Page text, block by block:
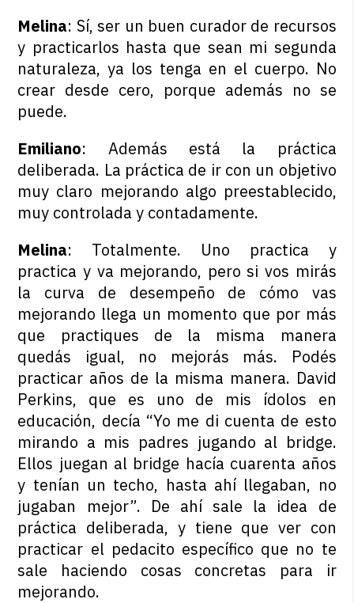
Melina: Sí, ser un buen curador de recursos
y practicarlos hasta que sean mi segunda
naturaleza, ya los tenga en el cuerpo. No
crear desde cero, porque además no se
puede.
Emiliano: Además está la práctica
deliberada. La práctica de ir con un objetivo
muy claro mejorando algo preestablecido,
muy controlada y contadamente.
Melina: Totalmente. Uno practica y
practica y va mejorando, pero si vos mirás
la curva de desempeño de cómo vas
mejorando llega un momento que por más
que practiques de la misma manera
quedás igual, no mejorás más. Podés
practicar años de la misma manera. David
Perkins, que es uno de mis ídolos en
educación, decía “Yo me di cuenta de esto
mirando a mis padres jugando al bridge.
Ellos juegan al bridge hacía cuarenta años
y tenían un techo, hasta ahí llegaban, no
jugaban mejor”. De ahí sale la idea de
práctica deliberada, y tiene que ver con
practicar el pedacito específico que no te
sale haciendo cosas concretas para ir
mejorando.